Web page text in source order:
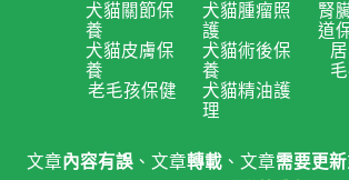
犬貓關節保
養
犬貓皮膚保
養
老毛孩保健
犬貓腫瘤照
護
犬貓術後保
養
犬貓精油護
理
腎
道
文章內容有誤 、文章轉載 、文章需要更新